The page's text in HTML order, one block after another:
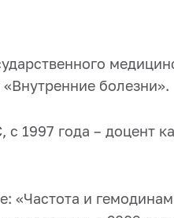
болезни».
1997 года – доцент
и